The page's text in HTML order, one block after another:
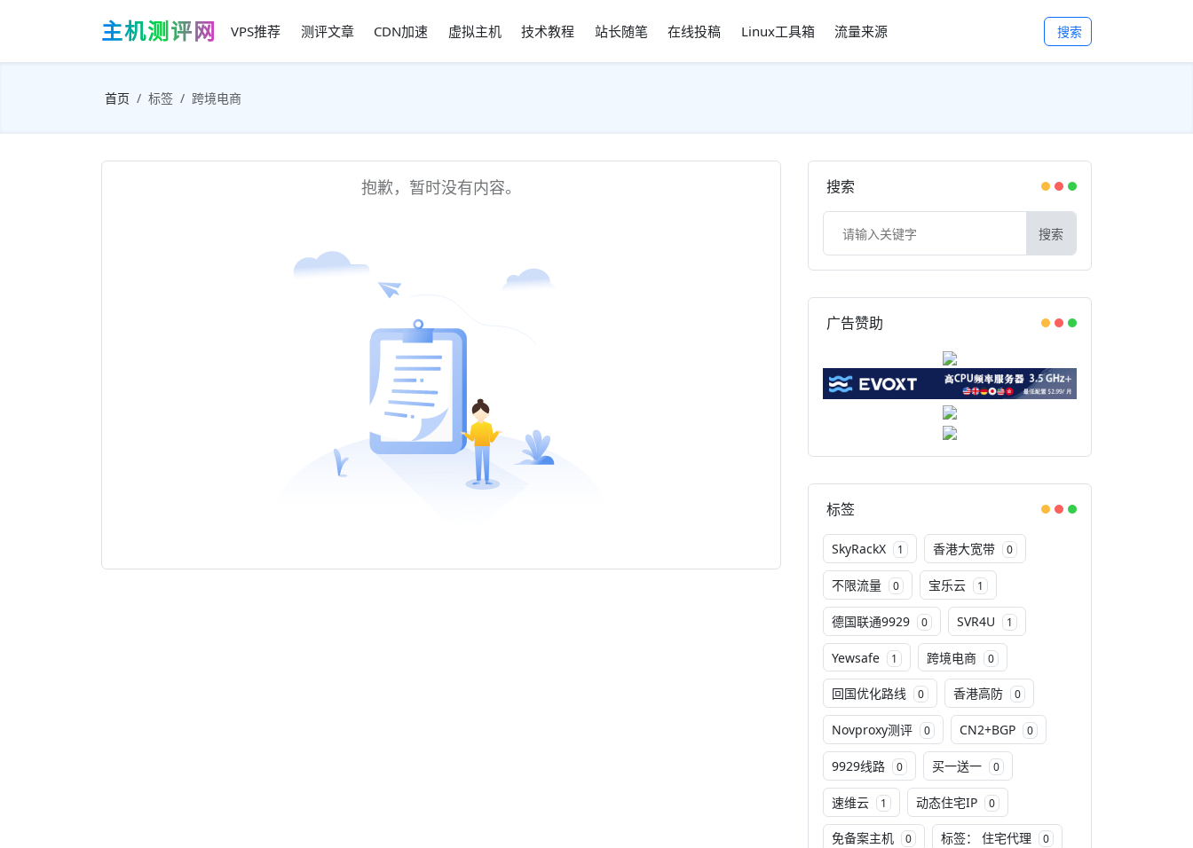
主机测评网 VPS推荐 测评文章 CDN加速 虚拟主机 技术教程 站长随笔 在线投稿 Linux工具箱 流量来源 搜索
首页 标签 跨境电商
抱歉，暂时没有内容。 搜索
搜索
广告赞助
标签
SkyRackX 1 香港大宽带 0
不限流量 0 宝乐云 1
德国联通9929 0 SVR4U 1
Yewsafe 1 跨境电商 0
回国优化路线 0 香港高防 0
Novproxy测评 0 CN2+BGP 0
9929线路 0 买一送一 0
速维云 1 动态住宅IP 0
免备案主机 0 标签： 住宅代理 0